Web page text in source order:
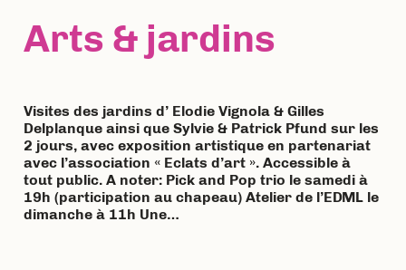
Arts & jardins
Visites des jardins d’ Elodie Vignola & Gilles
Delplanque ainsi que Sylvie & Patrick Pfund sur les
2 jours, avec exposition artistique en partenariat
avec l’association « Eclats d’art ». Accessible à
tout public. A noter: Pick and Pop trio le samedi à
19h (participation au chapeau) Atelier de l’EDML le
dimanche à 11h Une…